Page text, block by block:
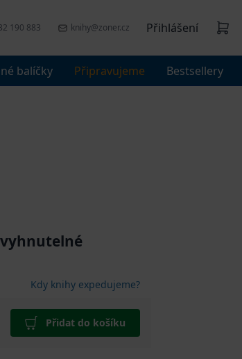
190 883 knihy@zoner.cz Přihlášení
balíčky Připravujeme Bestsellery
Kdy knihy expedujeme?
Přidat do košíku